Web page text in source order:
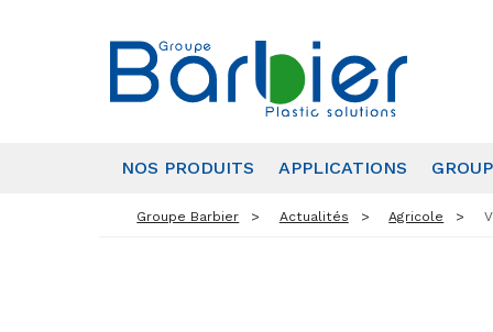
NOS PRODUITS APPLICATIONS
Groupe Barbier Actualités Agricole